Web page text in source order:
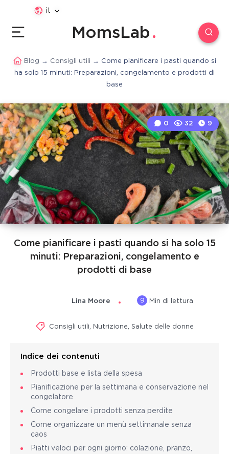
it
MomsLab
Blog → Consigli utili → Come pianificare i pasti quando si
ha solo 15 minuti: Preparazioni, congelamento e prodotti di
base
Come pianificare i pasti quando si ha solo 15
minuti: Preparazioni, congelamento e
prodotti di base
0 32 9
Lina Moore 9 Min di lettura
Consigli utili Nutrizione Salute delle donne
Indice dei contenuti
Prodotti base e lista della spesa
Pianificazione per la settimana e conservazione nel
congelatore
Come congelare i prodotti senza perdite
Come organizzare un menù settimanale senza
caos
Piatti veloci per ogni giorno: colazione, pranzo,